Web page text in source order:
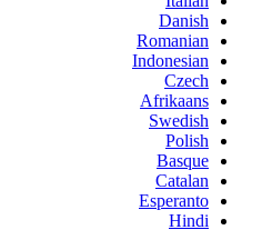
Danish
Romanian
Indonesian
Czech
Afrikaans
Swedish
Polish
Basque
Catalan
Esperanto
Hindi